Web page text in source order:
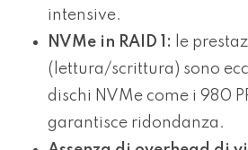
intensive.
NVMe in RAID 1: le
(lettura/scrittura) sono
dischi NVMe come i 980
garantisce ridondanza.